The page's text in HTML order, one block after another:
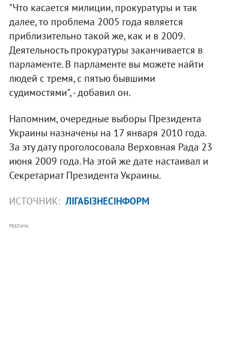
"Что касается милиции, прокуратуры и так
далее, то проблема 2005 года является
приблизительно такой же, как и в 2009.
Деятельность прокуратуры заканчивается в
парламенте. В парламенте вы можете найти
людей с тремя, с пятью бывшими
судимостями", - добавил он.
Напомним, очередные выборы Президента
Украины назначены на 17 января 2010 года.
За эту дату проголосовала Верховная Рада 23
июня 2009 года. На этой же дате настаивал и
Секретариат Президента Украины.
ИСТОЧНИК: ЛІГАБІЗНЕСІНФОРМ
РЕКЛАМА